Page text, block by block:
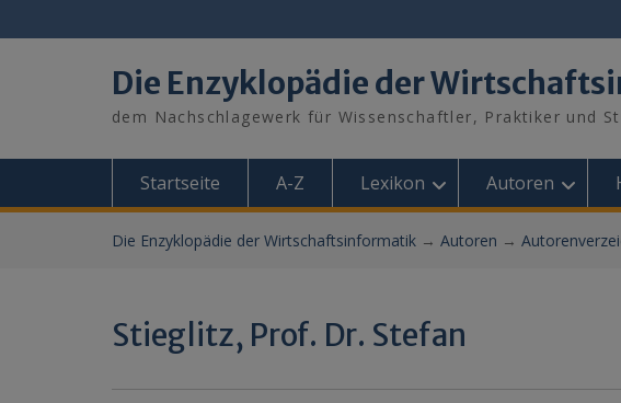
to
Die Enzyklopädie der
dem Nachschlagewerk für Wissenschaftler, Praktiker und
Startseite A-Z Lexikon Autoren
Die Enzyklopädie der Wirtschaftsinformatik → Autoren →
Stieglitz, Prof. Dr. Stefan